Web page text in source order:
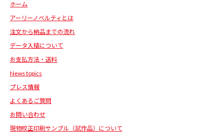
ホーム
アーリーノベルティとは
注文から納品までの流れ
データ入稿について
お支払方法・送料
News topics
プレス情報
よくあるご質問
お問い合わせ
現物校正印刷サンプル（試作品）について